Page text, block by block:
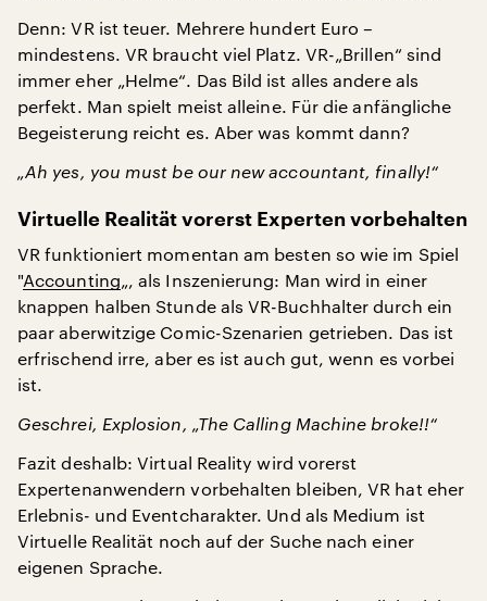
Denn: VR ist teuer. Mehrere hundert Euro –
mindestens. VR braucht viel Platz. VR-„Brillen“ sind
immer eher „Helme“. Das Bild ist alles andere als
perfekt. Man spielt meist alleine. Für die anfängliche
Begeisterung reicht es. Aber was kommt dann?
„Ah yes, you must be our new accountant, finally!“
Virtuelle Realität vorerst Experten vorbehalten
VR funktioniert momentan am besten so wie im Spiel
"Accounting„, als Inszenierung: Man wird in einer
knappen halben Stunde als VR-Buchhalter durch ein
paar aberwitzige Comic-Szenarien getrieben. Das ist
erfrischend irre, aber es ist auch gut, wenn es vorbei
ist.
Geschrei, Explosion, „The Calling Machine broke!!“
Fazit deshalb: Virtual Reality wird vorerst
Expertenanwendern vorbehalten bleiben, VR hat eher
Erlebnis- und Eventcharakter. Und als Medium ist
Virtuelle Realität noch auf der Suche nach einer
eigenen Sprache.